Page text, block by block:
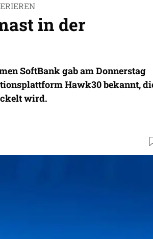
in der
SoftBank gab am Donnerstag
Hawk30 bekannt,
wird.